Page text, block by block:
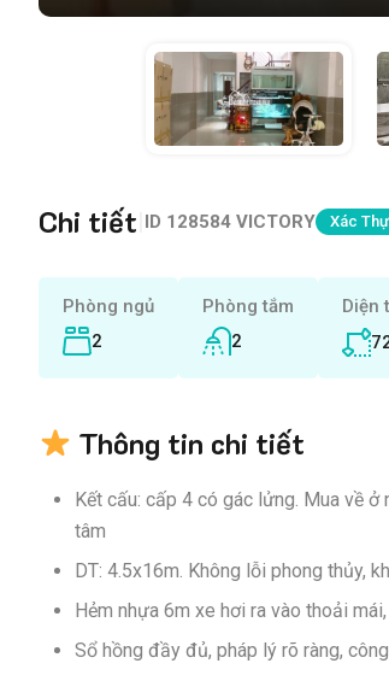
Chi tiết ID 128584 VICTORY Xác
Phòng ngủ
2
Phòng tắm
2
Diện
Thông tin chi tiết
Kết cấu: cấp 4 có gác lửng. Mua về ở
tâm
DT: 4.5x16m. Không lỗi phong thủy,
Hẻm nhựa 6m xe hơi ra vào thoải
Sổ hồng đầy đủ, pháp lý rõ ràng,